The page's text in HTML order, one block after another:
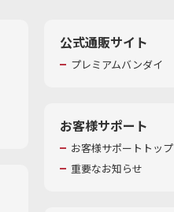
公式通販サイト
プレミアムバンダイ
お客様サポート
お客様サポートトップ
重要なお知らせ